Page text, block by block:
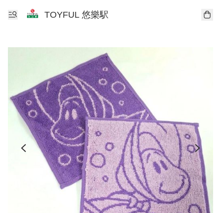
TOYFUL 悠樂駅